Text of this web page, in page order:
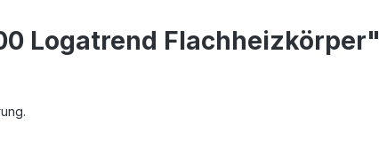
Logatrend Flachheizkörper"